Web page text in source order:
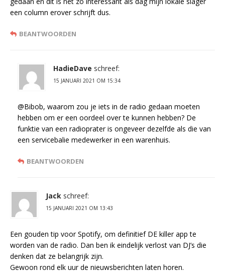
een column erover schrijft dus.
BEANTWOORDEN
HadieDave schreef:
15 JANUARI 2021 OM 15:34
@Bibob, waarom zou je iets in de radio gedaan moeten
hebben om er een oordeel over te kunnen hebben? De
funktie van een radioprater is ongeveer dezelfde als die van
een servicebalie medewerker in een warenhuis.
BEANTWOORDEN
Jack schreef:
15 JANUARI 2021 OM 13:43
Een gouden tip voor Spotify, om definitief DE killer app te
worden van de radio. Dan ben ik eindelijk verlost van DJ’s die
denken dat ze belangrijk zijn.
Gewoon rond elk uur de nieuwsberichten laten horen.